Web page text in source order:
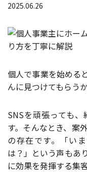
2025.06.26
個人で事業を始める
んに見つけてもらうか
SNSを頑張っても
す。そんなとき、案
の存在です。「い
は？」という声もあ
に効果を発揮する集